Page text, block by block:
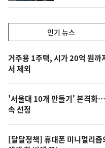
기,
최
신,
오
늘
의
영
인기 뉴스
기
뉴
스
거주용 1주택, 시가 20억 원까
서 제외
'서울대 10개 만들기' 본격화
속 선정
[달달정책] 휴대폰 미니멀리